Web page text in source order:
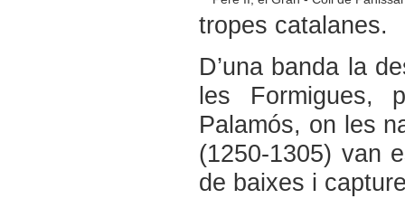
tropes catalanes.
D’una banda la
les Formigues,
Palamós, on les
(1250-1305) van
de baixes i